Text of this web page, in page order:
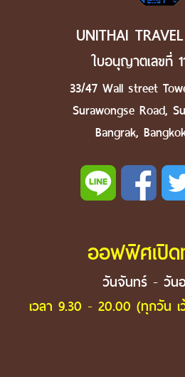
UNITHAI
ใบอนุญาตเลขที่
33/47 Wall street
Surawongse Road,
Bangrak,
ออฟฟิศเปิด
วันจันทร์ - วัน
เวลา 9.30 - 20.00 (ทุกวัน